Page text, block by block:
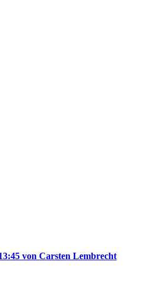
von Carsten Lembrecht